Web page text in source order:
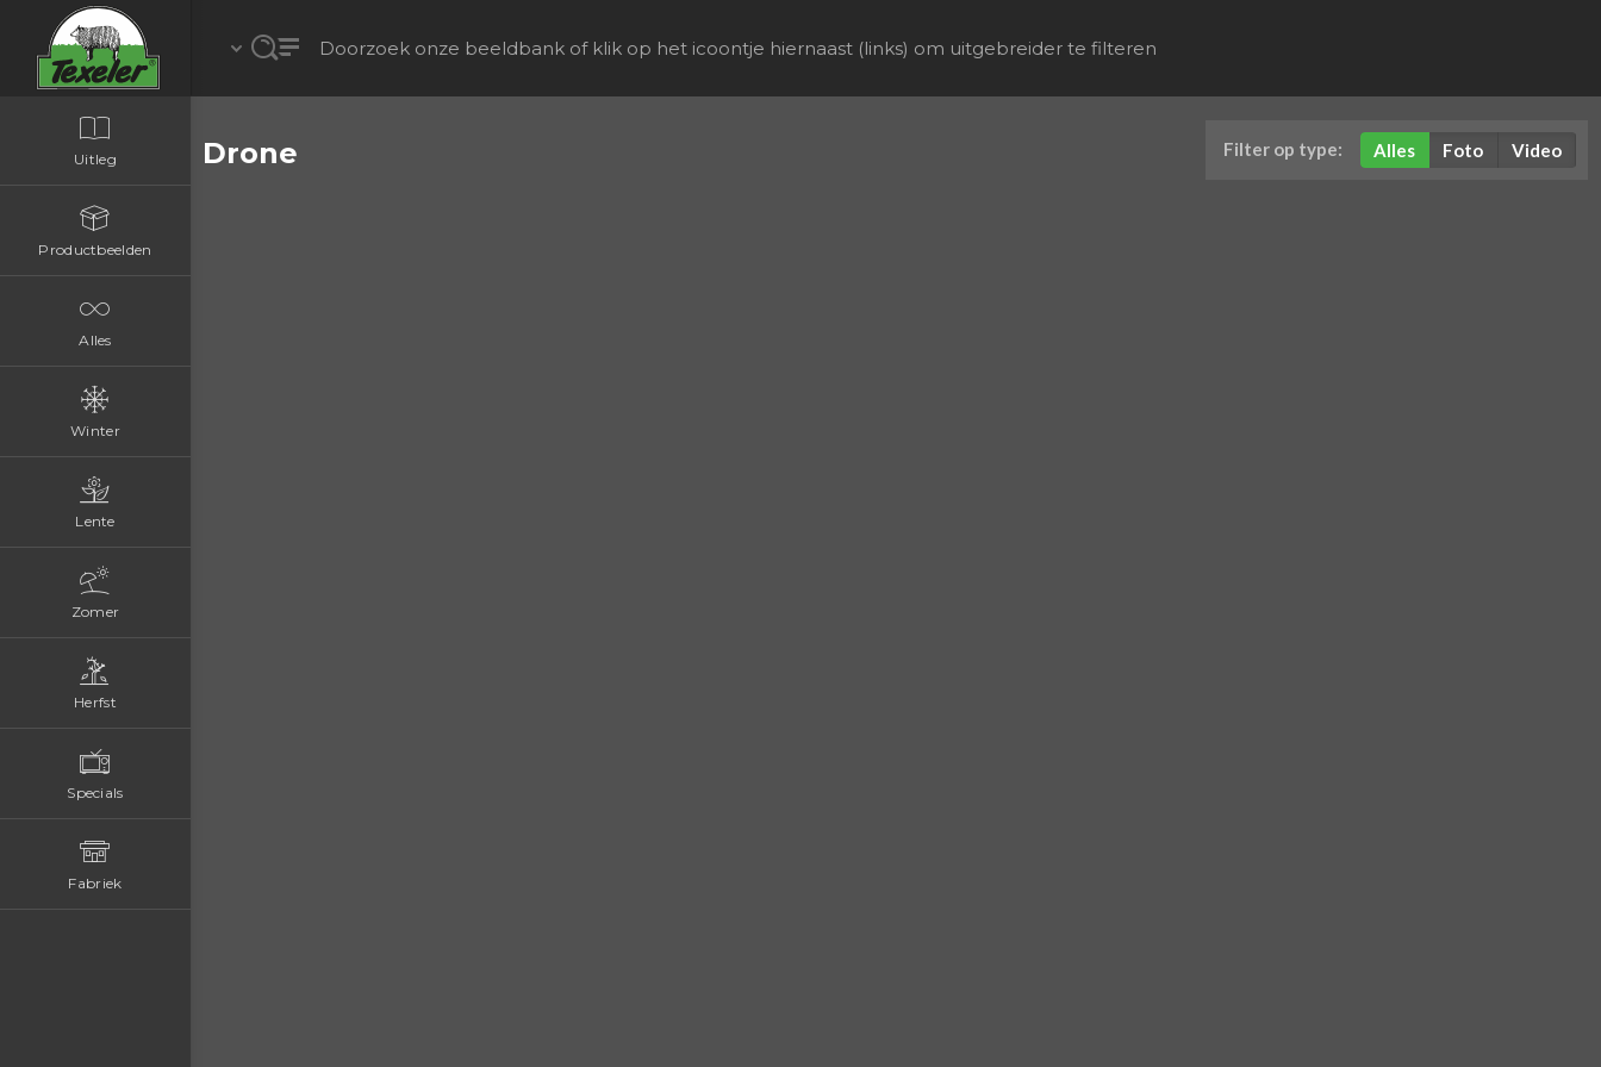
Uitleg
Productbeelden
Alles
Winter
Lente
Zomer
Herfst
Specials
Fabriek
Drone Filter op type: Alles Foto Video